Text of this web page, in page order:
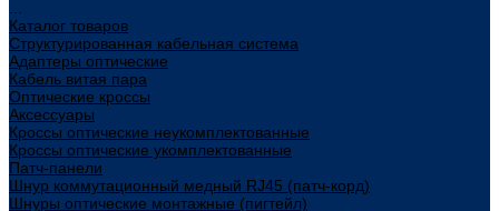
Каталог товаров
Структурированная кабельная система
Адаптеры оптические
Кабель витая пара
Оптические кроссы
Аксессуары
Кроссы оптические неукомплектованные
Кроссы оптические укомплектованные
Патч-панели
Шнур коммутационный медный RJ45 (патч-корд)
Шнуры оптические монтажные (пигтейл)